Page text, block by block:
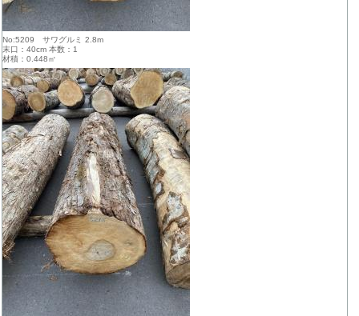
No:5209 サワグルミ 2.8m
末口：40cm 本数：1
材積：0.448㎥